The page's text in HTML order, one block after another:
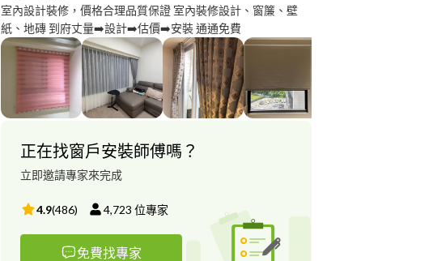
室內設計裝修，價格合理品質保證 室內裝修設計、窗簾、壁
紙、地磚 到府丈量➡️設計➡️估價➡️安裝 通通免費
正在找窗戶安裝師傅嗎？
立即邀請專家來完成
4.9(486) 4,723 位專家
免費找專家